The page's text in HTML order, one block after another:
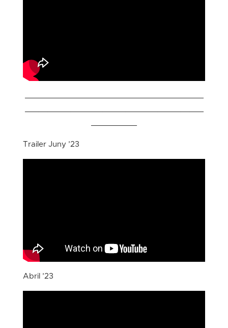
Trailer Juny ’23
Abril ’23